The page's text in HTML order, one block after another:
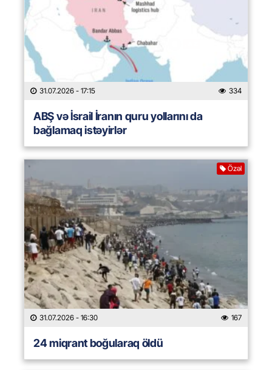
31.07.2026 - 17:15 334
ABŞ və İsrail İranın quru yollarını da
bağlamaq istəyirlər
Özəl
31.07.2026 - 16:30 167
24 miqrant boğularaq öldü